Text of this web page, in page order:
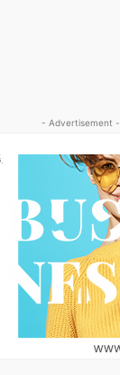
- Advertisement -